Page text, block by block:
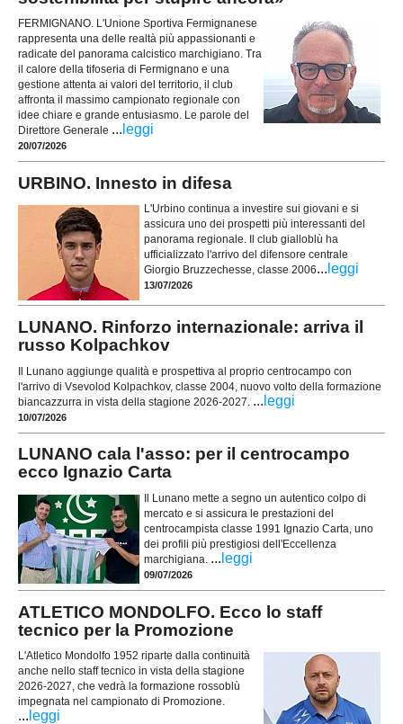
FERMIGNANO. L'Unione Sportiva Fermignanese
rappresenta una delle realtà più appassionanti e
radicate del panorama calcistico marchigiano. Tra
il calore della tifoseria di Fermignano e una
gestione attenta ai valori del territorio, il club
affronta il massimo campionato regionale con
idee chiare e grande entusiasmo. Le parole del
Direttore Generale ... leggi
20/07/2026
URBINO. Innesto in difesa
L'Urbino continua a investire sui giovani e si
assicura uno dei prospetti più interessanti del
panorama regionale. Il club gialloblù ha
ufficializzato l'arrivo del difensore centrale
Giorgio Bruzzechesse, classe 2006... leggi
13/07/2026
LUNANO. Rinforzo internazionale: arriva il
russo Kolpachkov
Il Lunano aggiunge qualità e prospettiva al proprio centrocampo con
l'arrivo di Vsevolod Kolpachkov, classe 2004, nuovo volto della formazione
biancazzurra in vista della stagione 2026-2027. ... leggi
10/07/2026
LUNANO cala l'asso: per il centrocampo
ecco Ignazio Carta
Il Lunano mette a segno un autentico colpo di
mercato e si assicura le prestazioni del
centrocampista classe 1991 Ignazio Carta, uno
dei profili più prestigiosi dell'Eccellenza
marchigiana. ... leggi
09/07/2026
ATLETICO MONDOLFO. Ecco lo staff
tecnico per la Promozione
L'Atletico Mondolfo 1952 riparte dalla continuità
anche nello staff tecnico in vista della stagione
2026-2027, che vedrà la formazione rossoblù
impegnata nel campionato di Promozione.
... leggi